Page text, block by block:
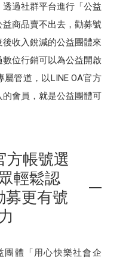
過社群平台進行「公益
商品賣不出去，勸募號
收入銳減的公益團體來
位行銷可以為公益開啟
管道，以LINE OA官方
會員，就是公益團體可
方帳號選
輕鬆認
募更有號
團體「用心快樂社會企